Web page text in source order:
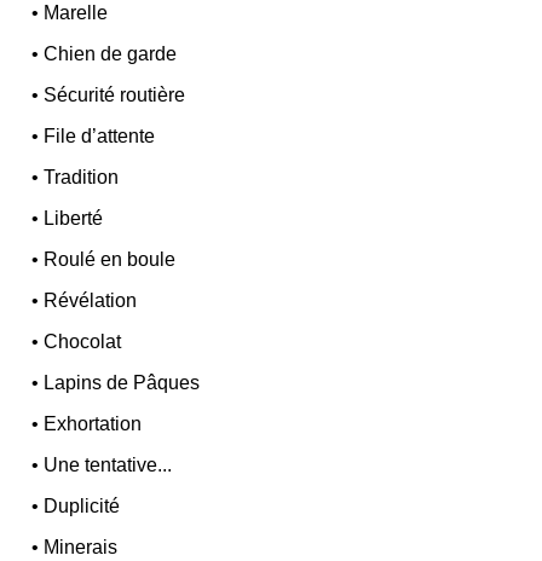
• Marelle
•Chien de garde
• Sécurité routière
• File d’attente
•Tradition
• Liberté
• Roulé en boule
• Révélation
•Chocolat
• Lapins de Pâques
• Exhortation
• Une tentative...
• Duplicité
• Minerais